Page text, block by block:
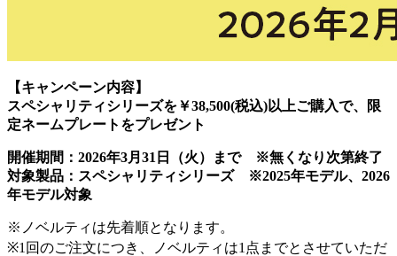
【キャンペーン内容】
スペシャリティシリーズを￥38,500(税込)以上ご購入で、限
定ネームプレートをプレゼント
開催期間：2026年3月31日（火）まで ※無くなり次第終了
対象製品：スペシャリティシリーズ ※2025年モデル、2026
年モデル対象
※ノベルティは先着順となります。
※1回のご注文につき、ノベルティは1点までとさせていただ